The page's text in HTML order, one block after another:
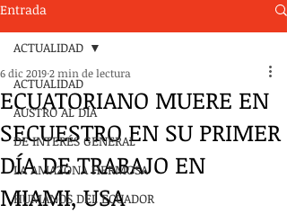
Entrada
ACTUALIDAD
AUSTRO AL DÍA
DE INTERÉS GENERAL
LA AMAZONA HERMOSA
HUMANOS DEL ECUADOR
ACTUALIDAD
ECUATORIANO MUERE EN
SECUESTRO EN SU PRIMER
DÍA DE TRABAJO EN
MIAMI, USA
6 dic 20192 min de lectura